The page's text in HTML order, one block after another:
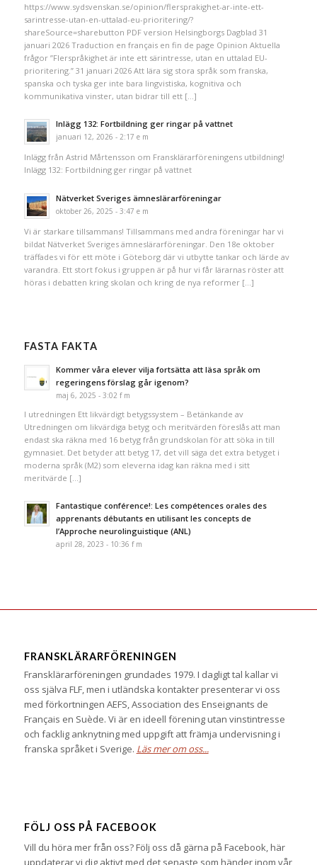
https://www.sydsvenskan.se/opinion/flersprakighet-ar-inte-ett-
sarintresse-utan-en-uttalad-eu-prioritering/?
shareSource=sharebutton PDF version Helsingborgs Dagblad 31
januari 2026 Traduction en français en fin de page Opinion Aktuella
frågor ”Flerspråkighet är inte ett särintresse, utan en uttalad EU-
prioritering.” 31 januari 2026 Att lära sig stora språk som franska,
spanska och tyska ger inte bara lingvistiska, kognitiva och
kommunikativa vinster, utan bidrar till ett […]
Inlägg 132: Fortbildning ger ringar på vattnet
januari 12, 2026 - 2:17 e m
Inlägg från Astrid Mårtensson om Fransklärarföreningens utbildning!
Inlägg 132: Fortbildning ger ringar på vattnet
Nätverket Sveriges ämneslärarföreningar
oktober 26, 2025 - 3:47 e m
Vi är starkare tillsammans! Tillsammans med andra föreningar har vi
bildat Nätverket Sveriges ämneslärarföreningar. Den 18e oktober
träffades vi för ett möte i Göteborg där vi utbytte tankar och lärde av
varandra. Ett stort fokus i gruppen är på hur vi får lärarnas röster att
höras i debatten kring skolan och kring de nya reformer […]
FASTA FAKTA
Kommer våra elever vilja fortsätta att läsa språk om
regeringens förslag går igenom?
maj 6, 2025 - 3:02 f m
I utredningen Ett likvärdigt betygssystem – Betänkande av
Utredningen om likvärdiga betyg och meritvärden föreslås att man
endast ska räkna med 16 betyg från grundskolan för att söka in till
gymnasiet. Det betyder att betyg 17, det vill säga det extra betyget i
moderna språk (M2) som eleverna idag kan räkna med i sitt
meritvärde […]
Fantastique conférence!: Les compétences orales des
apprenants débutants en utilisant les concepts de
l’Approche neurolinguistique (ANL)
april 28, 2023 - 10:36 f m
FRANSKLÄRARFÖRENINGEN
Fransklärarföreningen grundades 1979. I dagligt tal kallar vi
oss själva FLF, men i utländska kontakter presenterar vi oss
med förkortningen AEFS, Association des Enseignants de
Français en Suède. Vi är en ideell förening utan vinstintresse
och facklig anknytning med uppgift att främja undervisning i
franska språket i Sverige. Läs mer om oss...
FÖLJ OSS PÅ FACEBOOK
Vill du höra mer från oss? Följ oss då gärna på Facebook, här
uppdaterar vi dig aktivt med det senaste som händer inom vår